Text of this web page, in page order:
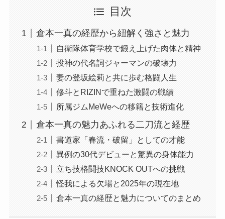
目次
倉本一真の経歴から紐解く強さと魅力
自衛隊体育学校で鍛え上げた肉体と精神
投神の代名詞ジャーマンの破壊力
妻の登坂絵莉と共に歩む格闘人生
修斗とRIZINで重ねた激闘の戦績
所属ジムMeWeへの移籍と技術進化
倉本一真の魅力あふれる二刀流と経歴
書道家「春流・破留」としての才能
異例の30代デビューと驚異の身体能力
立ち技格闘技KNOCK OUTへの挑戦
怪我による欠場と2025年の現在地
倉本一真の経歴と魅力についてのまとめ